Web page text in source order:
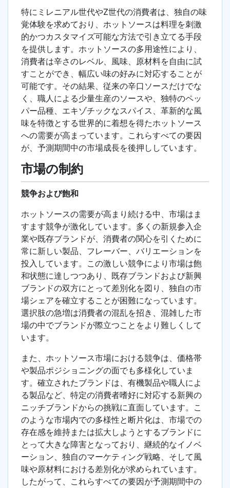
特にミレニアル世代やZ世代の消費者は、独自の味
覚体験を求めており、ホットソースは料理を刺激
的かつカスタマイズ可能な方法で引き立てる手段
を提供します。ホットソースの多用途性により、
消費者は辛さのレベル、風味、原材料を自由に試
すことができ、幅広い味の好みに対応することが
可能です。その結果、従来の辛口ソースだけでな
く、職人による少量生産のソースや、独特のペッ
パー品種、エキゾチックなスパイス、革新的な風
味を特徴とする世界的に着想を得たホットソース
への需要が高まっています。これらすべての要因
が、予測期間中の市場成長を後押ししています。
市場の制約
競争および飽和
ホットソースの需要が高まり続ける中、市場はま
すます競争が激化しています。多くの新規参入企
業や既存ブランドが、消費者の関心を引くために
常に新しい製品、フレーバー、バリエーションを
投入しています。この激しい競争により市場は飽
和状態に達しつつあり、既存ブランドおよび新興
ブランドの双方にとって差別化を図り、独自の市
場シェアを確立することが困難になっています。
選択肢の急増は消費者の混乱を招き、混雑した市
場の中でブランドが際立つことをより難しくして
います。
また、ホットソース市場における競争は、価格帯
や製品ポジショニングの面でも多様化していま
す。確立されたブランドは、有機製品や職人によ
る製品など、特定の消費者嗜好に対応する新興の
ニッチブランドからの挑戦に直面しています。こ
のような市場内での多様性と断片化は、市場での
存在感を維持または拡大しようとするブランドに
とって大きな障害となっており、継続的なイノベ
ーション、独自のマーケティング戦略、そして風
味や原材料における差別化が求められています。
したがって、これらすべての要因が予測期間中の